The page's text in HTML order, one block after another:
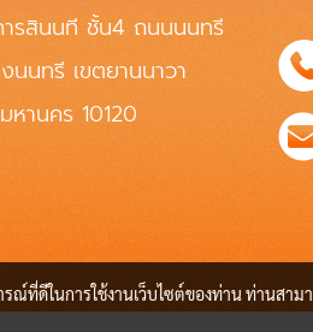
ารสินนที ชั้น4 ถนนนนทรี
นนทรี เขตยานนาวา
หานคร 10120
ที่ดีในการใช้งานเว็บไซต์ของท่าน ท่านสาม